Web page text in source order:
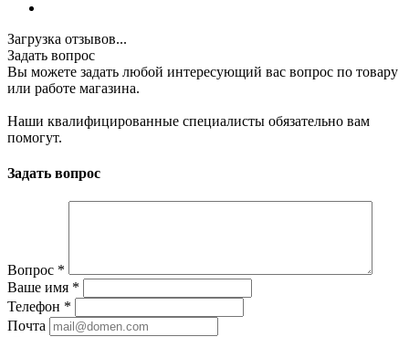
Загрузка отзывов...
Задать вопрос
Вы можете задать любой интересующий вас вопрос по товару
или работе магазина.
Наши квалифицированные специалисты обязательно вам
помогут.
Задать вопрос
Вопрос *
Ваше имя *
Телефон *
Почта